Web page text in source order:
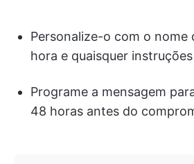
Personalize-o com o nome
hora e quaisquer
Programe a mensagem
48 horas antes do